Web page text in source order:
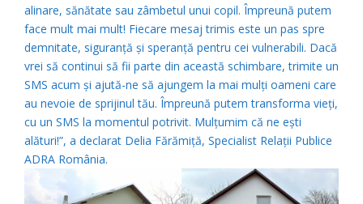
alinare, sănătate sau zâmbetul unui copil. Împreună putem
face mult mai mult! Fiecare mesaj trimis este un pas spre
demnitate, siguranță și speranță pentru cei vulnerabili. Dacă
vrei să continui să fii parte din această schimbare, trimite un
SMS acum și ajută-ne să ajungem la mai mulți oameni care
au nevoie de sprijinul tău. Împreună putem transforma vieți,
cu un SMS la momentul potrivit. Mulțumim că ne ești
alături!”, a declarat Delia Fărămiță, Specialist Relații Publice
ADRA România.